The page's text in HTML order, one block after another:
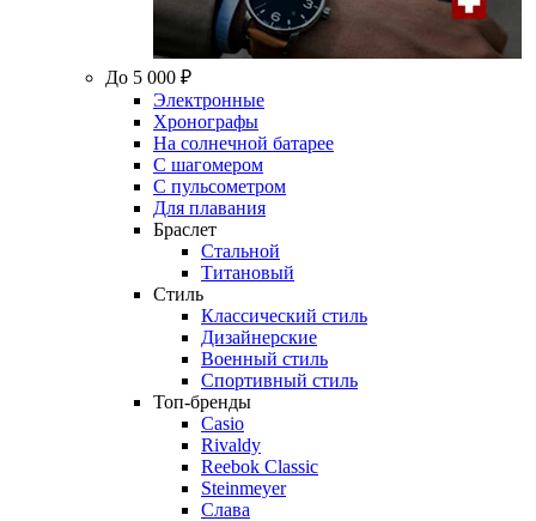
До 5 000 ₽
Электронные
Хронографы
На солнечной батарее
С шагомером
С пульсометром
Для плавания
Браслет
Стальной
Титановый
Стиль
Классический стиль
Дизайнерские
Военный стиль
Спортивный стиль
Топ-бренды
Casio
Rivaldy
Reebok Classic
Steinmeyer
Слава